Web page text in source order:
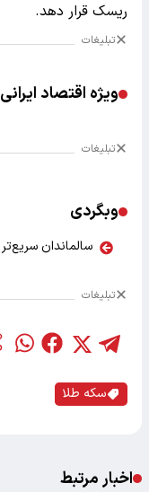
ریسک قرار دهد.
تبلیغات
ویژه اقتصاد ایرانی
تبلیغات
وبگردی
سالماندان
تبلیغات
سکه طلا
اخبار مرتبط